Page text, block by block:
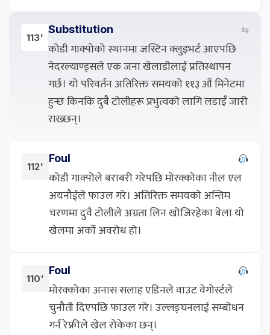
113'
Substitution ⇆
कोडी गाक्पोको स्थानमा जस्टिन क्लुइभर्ट आएपछि
नेदरल्याण्ड्सले एक जना खेलाडीलाई प्रतिस्थापन
गर्छ। यो परिवर्तन अतिरिक्त समयको ११३ औं मिनेटमा
हुन्छ किनकि दुबै टोलीहरू प्रभुत्वको लागि लडाइँ जारी
राख्छन्।
112'
Foul
कोडी गाक्पोले बराबरी गरेपछि मोरक्कोका नील एल
अयनौईले फाउल गरे। अतिरिक्त समयको अन्तिम
चरणमा दुवै टोलीले अग्रता लिन खोजिरहेका बेला यो
खेलमा अर्को अवरोध हो।
110'
Foul
मोरक्कोका अनास सलाह एडिनले वाउट वेगोर्स्टले
चुनौती दिएपछि फाउल गरे। उल्लङ्घनलाई सम्बोधन
गर्न रेफ्रीले खेल रोकेका छन्।